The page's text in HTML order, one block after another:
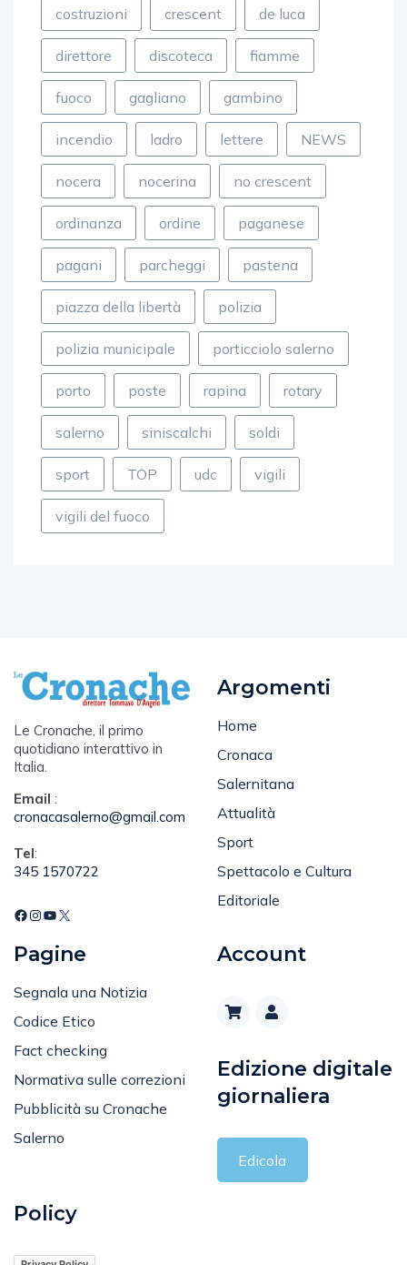
costruzioni crescent de luca
direttore discoteca fiamme
fuoco gagliano gambino
incendio ladro lettere NEWS
nocera nocerina no crescent
ordinanza ordine paganese
pagani parcheggi pastena
piazza della libertà polizia
polizia municipale porticciolo salerno
porto poste rapina rotary
salerno siniscalchi soldi
sport TOP udc vigili
vigili del fuoco
Le Cronache, il primo
quotidiano interattivo in
Italia.
Email :
cronacasalerno@gmail.com
Tel:
345 1570722
Argomenti
Home
Cronaca
Salernitana
Attualità
Sport
Spettacolo e Cultura
Editoriale
Pagine
Segnala una Notizia
Codice Etico
Fact checking
Normativa sulle correzioni
Pubblicità su Cronache
Salerno
Account
Edizione digitale
giornaliera
Edicola
Policy